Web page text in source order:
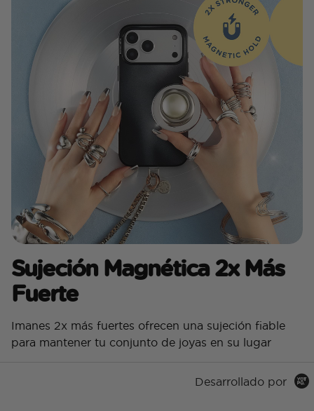
Sujeción Magnética 2x Más
Fuerte
Imanes 2x más fuertes ofrecen una sujeción fiable
para mantener tu conjunto de joyas en su lugar
Desarrollado por